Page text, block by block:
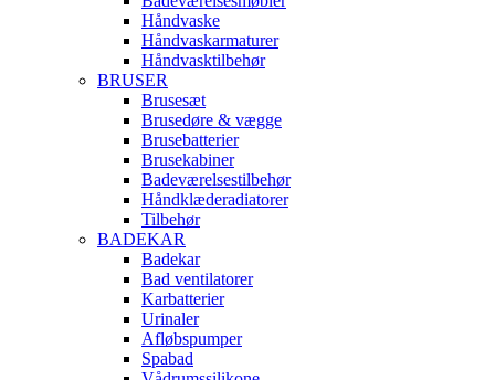
Håndvaske
Håndvaskarmaturer
Håndvasktilbehør
BRUSER
Brusesæt
Brusedøre & vægge
Brusebatterier
Brusekabiner
Badeværelsestilbehør
Håndklæderadiatorer
Tilbehør
BADEKAR
Badekar
Bad ventilatorer
Karbatterier
Urinaler
Afløbspumper
Spabad